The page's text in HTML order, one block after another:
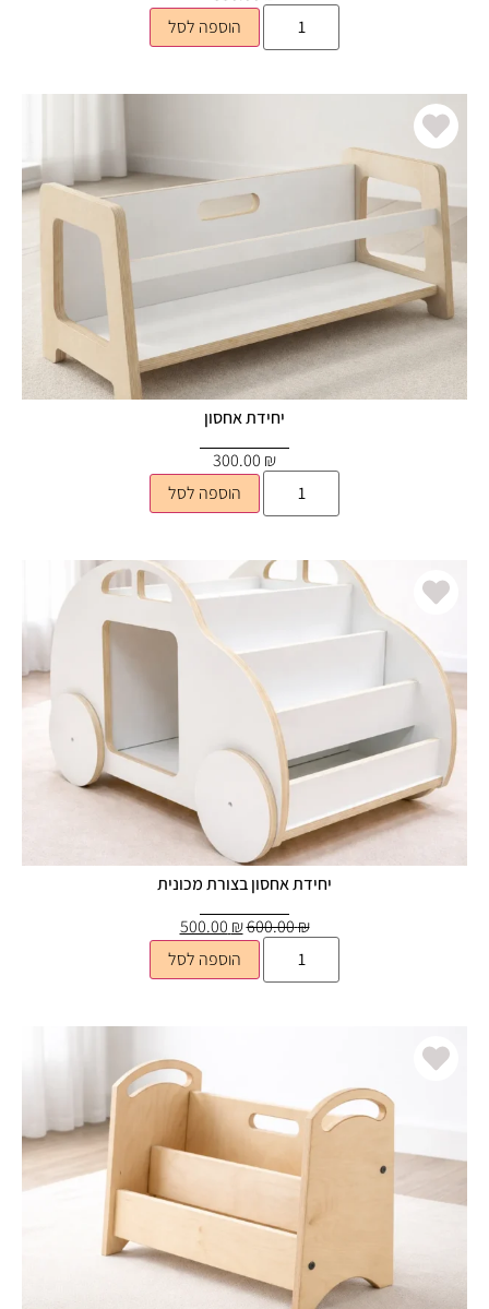
הוספה לסל
יחידת אחסון
₪
הוספה לסל
יחידת אחסון בצורת מכונית
₪
600.00
₪
הוספה לסל